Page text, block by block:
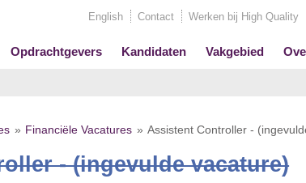
English Contact Werken bij High Quality
Opdrachtgevers Kandidaten Vakgebied
Financiële Vacatures Assistent Controller -
- (ingevulde vacature)